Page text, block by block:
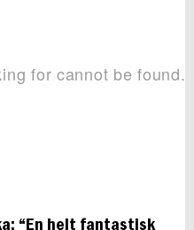
“En helt fantastisk